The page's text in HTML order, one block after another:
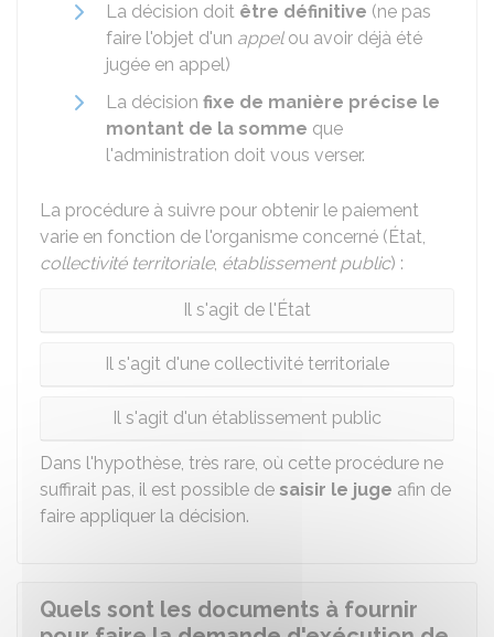
La décision doit être définitive (ne pas
faire l'objet d'un appelou avoir déjà été
jugée en appel)
La décision fixe de manière précise le
montant de la somme que
l'administration doit vous verser.
La procédure à suivre pour obtenir le paiement
varie en fonction de l'organisme concerné (État,
collectivité territoriale, établissement public) :
Il s'agit de l'État
Il s'agit d'une collectivité territoriale
Il s'agit d'un établissement public
Dans l'hypothèse, très rare, où cette procédure ne
suffirait pas, il est possible de saisir le juge afin de
faire appliquer la décision.
Quels sont les documents à fournir